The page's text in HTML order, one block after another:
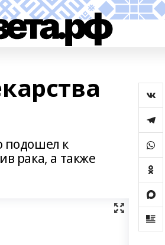
подошел к
рака, а также